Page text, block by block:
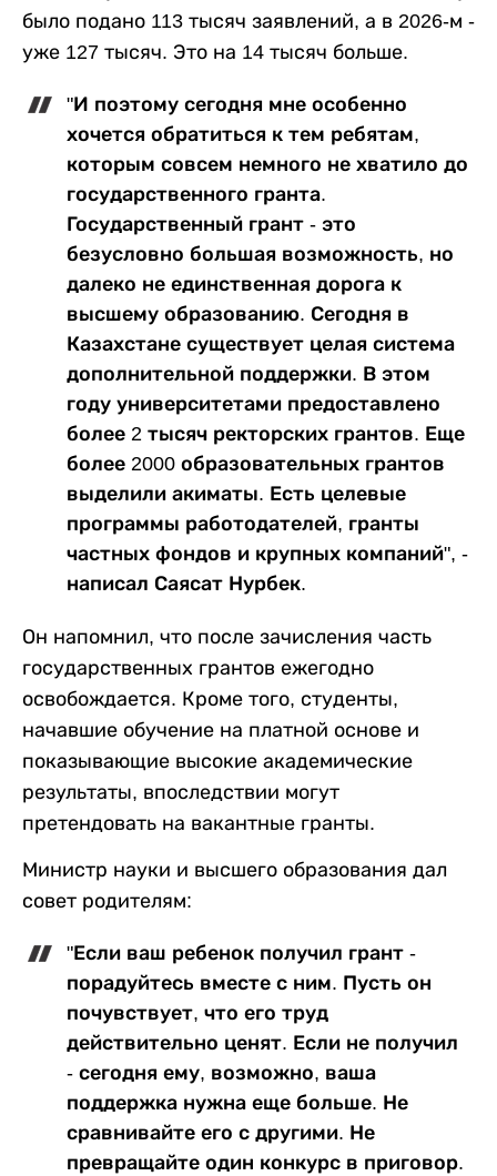
было подано 113 тысяч заявлений, а в 2026-м -
уже 127 тысяч. Это на 14 тысяч больше.
"И поэтому сегодня мне особенно
хочется обратиться к тем ребятам,
которым совсем немного не хватило до
государственного гранта.
Государственный грант - это
безусловно большая возможность, но
далеко не единственная дорога к
высшему образованию. Сегодня в
Казахстане существует целая система
дополнительной поддержки. В этом
году университетами предоставлено
более 2 тысяч ректорских грантов. Еще
более 2000 образовательных грантов
выделили акиматы. Есть целевые
программы работодателей, гранты
частных фондов и крупных компаний", -
написал Саясат Нурбек.
Он напомнил, что после зачисления часть
государственных грантов ежегодно
освобождается. Кроме того, студенты,
начавшие обучение на платной основе и
показывающие высокие академические
результаты, впоследствии могут
претендовать на вакантные гранты.
Министр науки и высшего образования дал
совет родителям:
"Если ваш ребенок получил грант -
порадуйтесь вместе с ним. Пусть он
почувствует, что его труд
действительно ценят. Если не получил
- сегодня ему, возможно, ваша
поддержка нужна еще больше. Не
сравнивайте его с другими. Не
превращайте один конкурс в приговор.